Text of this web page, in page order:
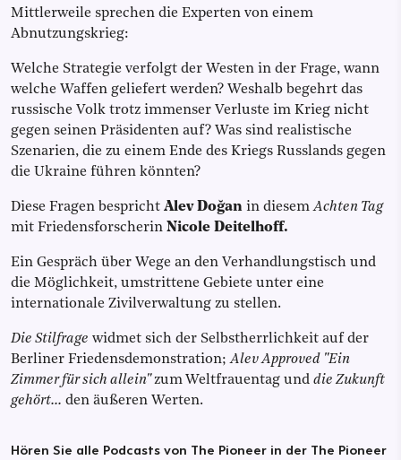
Mittlerweile sprechen die Experten von einem
Abnutzungskrieg:
Welche Strategie verfolgt der Westen in der Frage, wann
welche Waffen geliefert werden? Weshalb begehrt das
russische Volk trotz immenser Verluste im Krieg nicht
gegen seinen Präsidenten auf? Was sind realistische
Szenarien, die zu einem Ende des Kriegs Russlands gegen
die Ukraine führen könnten?
Diese Fragen bespricht Alev Doğan in diesemAchten Tag
mit Friedensforscherin Nicole Deitelhoff.
Ein Gespräch über Wege an den Verhandlungstisch und
die Möglichkeit, umstrittene Gebiete unter eine
internationale Zivilverwaltung zu stellen.
Die Stilfrage widmet sich der Selbstherrlichkeit auf der
Berliner Friedensdemonstration;Alev Approved "Ein
Zimmer für sich allein"zum Weltfrauentag und die Zukunft
gehört… den äußeren Werten.
Hören Sie alle Podcasts von The Pioneer in der The Pioneer